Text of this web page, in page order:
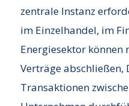
zentrale Instanz
im Einzelhandel, im
Energiesektor
Verträge abschließen,
Transaktionen